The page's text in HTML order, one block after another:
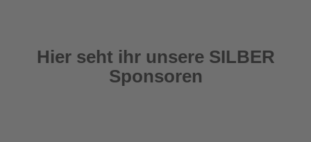
Hier seht ihr unsere SILBER
Sponsoren